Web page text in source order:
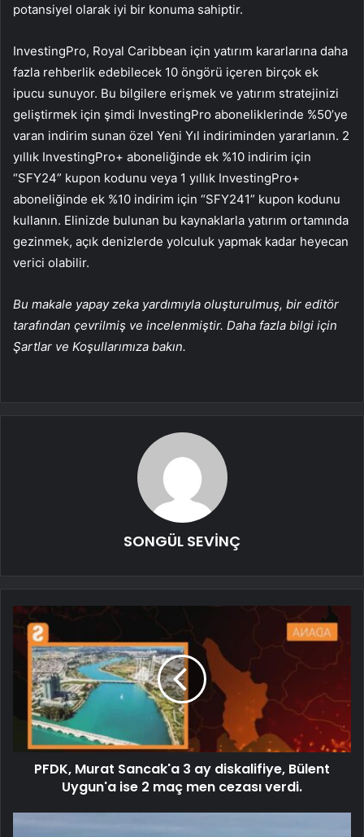
potansiyel olarak iyi bir konuma sahiptir.
InvestingPro, Royal Caribbean için yatırım kararlarına daha
fazla rehberlik edebilecek 10 öngörü içeren birçok ek
ipucu sunuyor. Bu bilgilere erişmek ve yatırım stratejinizi
geliştirmek için şimdi InvestingPro aboneliklerinde %50’ye
varan indirim sunan özel Yeni Yıl indiriminden yararlanın. 2
yıllık InvestingPro+ aboneliğinde ek %10 indirim için
“SFY24” kupon kodunu veya 1 yıllık InvestingPro+
aboneliğinde ek %10 indirim için “SFY241” kupon kodunu
kullanın. Elinizde bulunan bu kaynaklarla yatırım ortamında
gezinmek, açık denizlerde yolculuk yapmak kadar heyecan
verici olabilir.
Bu makale yapay zeka yardımıyla oluşturulmuş, bir editör
tarafından çevrilmiş ve incelenmiştir. Daha fazla bilgi için
Şartlar ve Koşullarımıza bakın.
SONGÜL SEVİNÇ
PFDK, Murat Sancak'a 3 ay diskalifiye, Bülent
Uygun'a ise 2 maç men cezası verdi.